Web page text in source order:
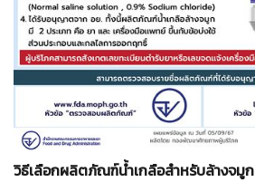
วิธีเลือกผลิตภัณฑ์น้ำเกลือสำหรับล้างจมูก